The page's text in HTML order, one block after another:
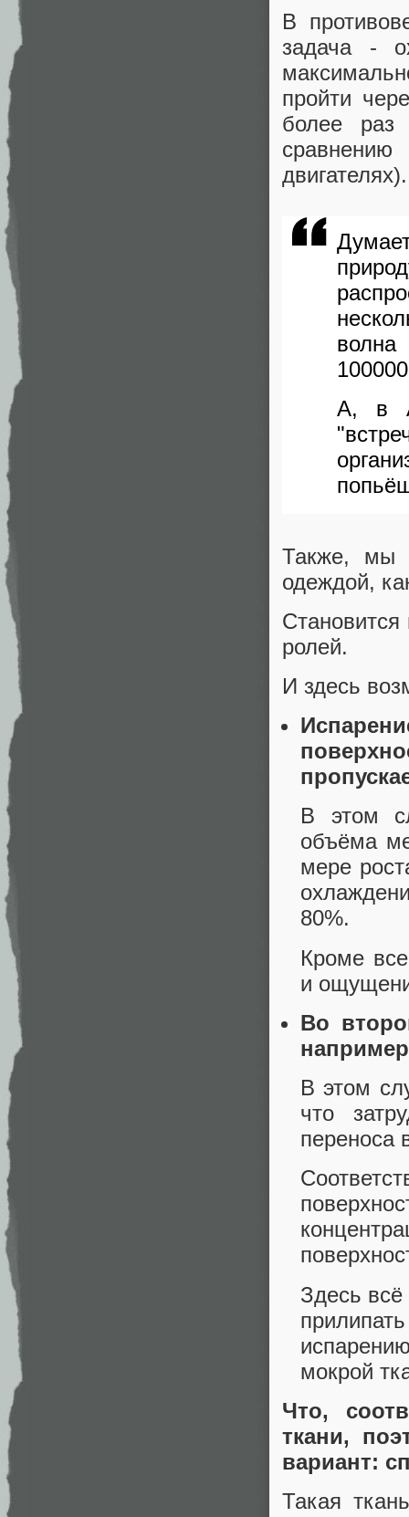
В
задача -
пройти
более раз
двигателях).
А, в
Также, мы
одеждой,
ролей.
И здесь
В этом
объёма
мере
80%.
Кроме
и
Во
В этом
что
переноса
Здесь всё
мокрой
Что,
ткани,
вариант:
Такая